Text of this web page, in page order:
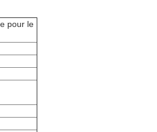
pour le